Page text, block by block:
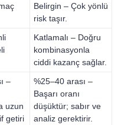
Belirgin – Çok yönlü
risk taşır.
Katlamalı – Doğru
kombinasyonla
ciddi kazanç sağlar.
–
uzun
getiri
%25–40 arası –
Başarı oranı
düşüktür; sabır ve
analiz gerektirir.